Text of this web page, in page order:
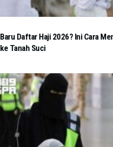
Baru Daftar Haji 2026? Ini Cara
ke Tanah Suci